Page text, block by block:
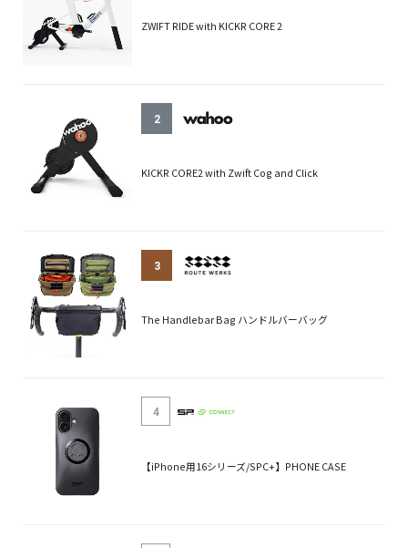
ZWIFT RIDE with KICKR CORE 2
2
KICKR CORE2 with Zwift Cog and Click
3
The Handlebar Bag ハンドルバーバッグ
4
【iPhone用16シリーズ/SPC+】PHONE CASE